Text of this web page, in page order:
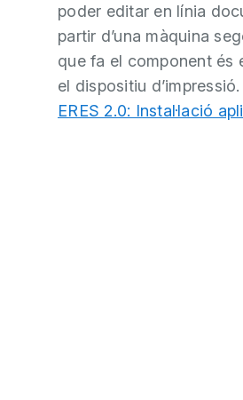
poder editar en línia
partir d’una màquina
que fa el component és
el dispositiu d’impressió.
ERES 2.0: Instal·lació